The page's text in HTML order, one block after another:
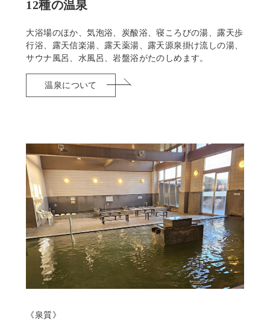
12種の温泉
大浴場のほか、気泡浴、炭酸浴、寝ころびの湯、露天歩
行浴、露天信楽湯、露天薬湯、露天源泉掛け流しの湯、
サウナ風呂、水風呂、岩盤浴がたのしめます。
温泉について
《泉質》